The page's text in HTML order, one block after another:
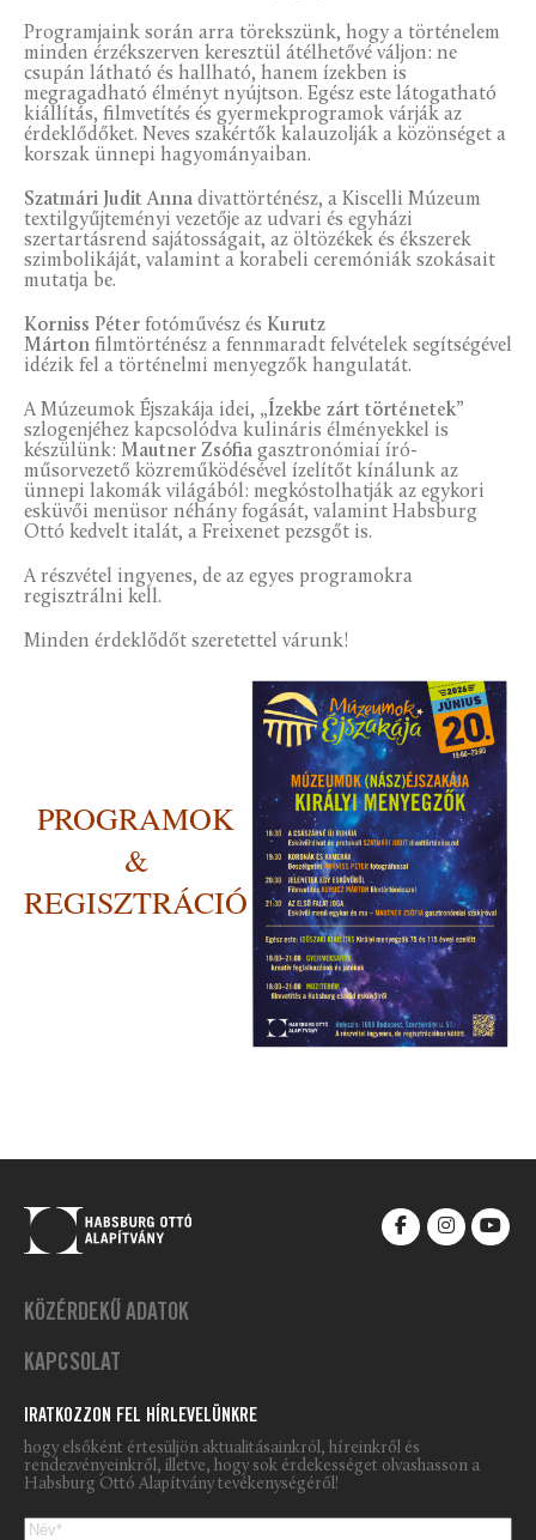
Programjaink során arra törekszünk, hogy a történelem
minden érzékszerven keresztül átélhetővé váljon: ne
csupán látható és hallható, hanem ízekben is
megragadható élményt nyújtson. Egész este látogatható
kiállítás, filmvetítés és gyermekprogramok várják az
érdeklődőket. Neves szakértők kalauzolják a közönséget a
korszak ünnepi hagyományaiban.
Szatmári Judit Anna divattörténész, a Kiscelli Múzeum
textilgyűjteményi vezetője az udvari és egyházi
szertartásrend sajátosságait, az öltözékek és ékszerek
szimbolikáját, valamint a korabeli ceremóniák szokásait
mutatja be.
Korniss Péter fotóművész és Kurutz
Márton filmtörténész a fennmaradt felvételek segítségével
idézik fel a történelmi menyegzők hangulatát.
A Múzeumok Éjszakája idei, „Ízekbe zárt történetek”
szlogenjéhez kapcsolódva kulináris élményekkel is
készülünk: Mautner Zsófia gasztronómiai író-
műsorvezető közreműködésével ízelítőt kínálunk az
ünnepi lakomák világából: megkóstolhatják az egykori
esküvői menüsor néhány fogását, valamint Habsburg
Ottó kedvelt italát, a Freixenet pezsgőt is.
A részvétel ingyenes, de az egyes programokra
regisztrálni kell.
Minden érdeklődőt szeretettel várunk!
PROGRAMOK
&
REGISZTRÁCIÓ
KÖZÉRDEKŰ ADATOK
KAPCSOLAT
IRATKOZZON FEL HÍRLEVELÜNKRE
hogy elsőként értesüljön aktualitásainkról, híreinkről és
rendezvényeinkről, illetve, hogy sok érdekességet olvashasson a
Habsburg Ottó Alapítvány tevékenységéről!